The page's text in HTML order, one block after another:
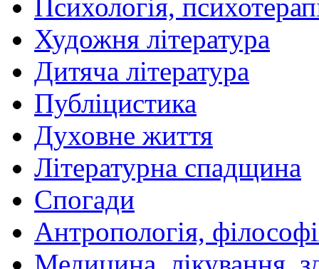
Психологія,
Художня література
Дитяча література
Публіцистика
Духовне життя
Літературна спадщина
Спогади
Антропологія,